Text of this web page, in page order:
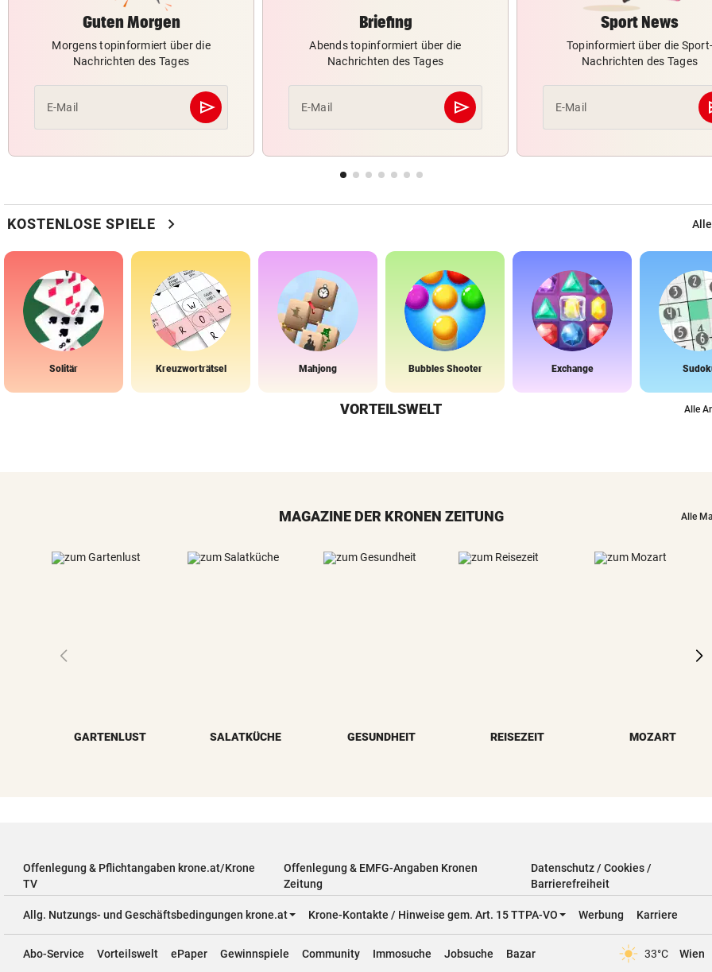
Guten Morgen
Morgens topinformiert über die
Nachrichten des Tages
E-Mail send
Abschicken
Briefing
Abends topinformiert über die
Nachrichten des Tages
E-Mail send
Abschicken
Sport News
Topinformiert über die Sport-
Nachrichten des Tages
E-Mail
KOSTENLOSE SPIELE chevron_right
Solitär Kreuzworträtsel Mahjong Bubbles Shooter Exchange
VORTEILSWELT Alle
MAGAZINE DER KRONEN ZEITUNG Alle
GARTENLUST SALATKÜCHE GESUNDHEIT REISEZEIT MOZART
Offenlegung & Pflichtangaben krone.at/Krone
TV
Offenlegung & EMFG-Angaben Kronen
Zeitung
Datenschutz / Cookies /
Barrierefreiheit
Allg. Nutzungs- und Geschäftsbedingungen krone.at Krone-Kontakte / Hinweise gem. Art. 15 TTPA-VO Werbung Karriere
Abo-Service Vorteilswelt ePaper Gewinnspiele Community Immosuche Jobsuche Bazar 33°C Wien